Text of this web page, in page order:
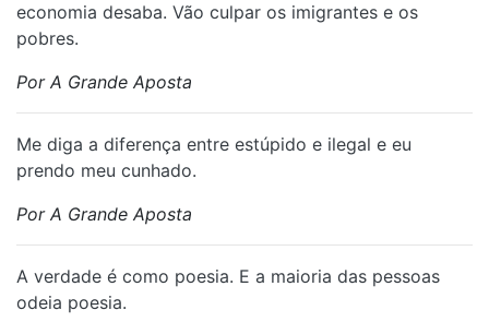
economia desaba. Vão culpar os imigrantes e os
pobres.
Por A Grande Aposta
Me diga a diferença entre estúpido e ilegal e eu
prendo meu cunhado.
Por A Grande Aposta
A verdade é como poesia. E a maioria das pessoas
odeia poesia.